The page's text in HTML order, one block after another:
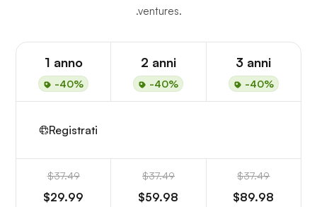
.ventures.
1 anno
-40%
2 anni
-40%
3 anni
-40%
Registrati
$37.49
$29.99
$37.49
$59.98
$37.49
$89.98